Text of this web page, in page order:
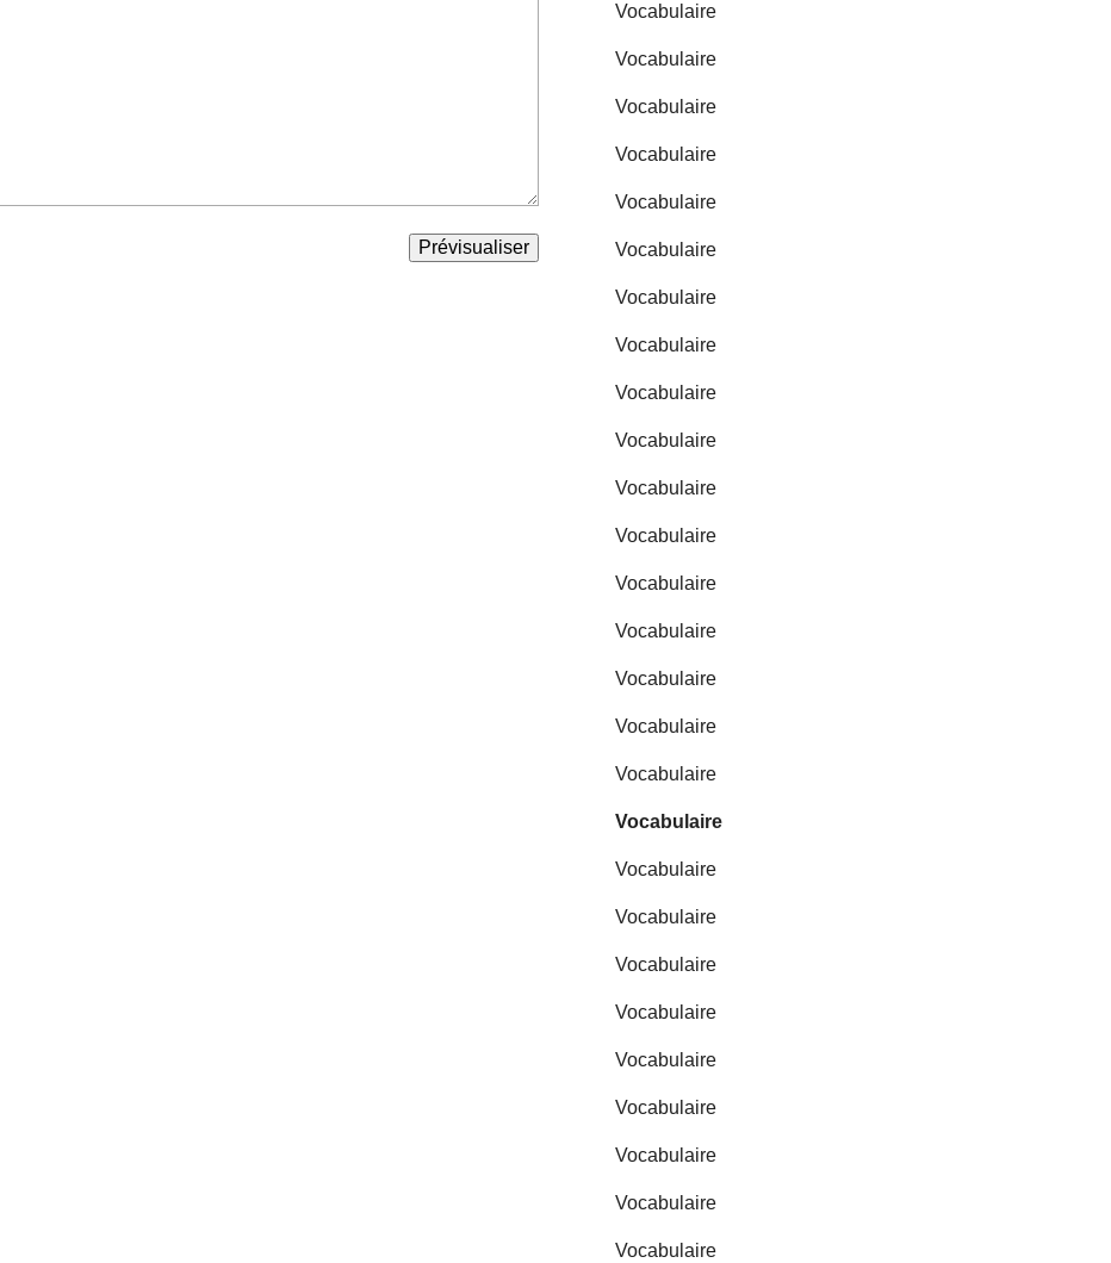
Vocabulaire
Vocabulaire
Vocabulaire
Vocabulaire
Vocabulaire
Vocabulaire
Vocabulaire
Vocabulaire
Vocabulaire
Vocabulaire
Vocabulaire
Vocabulaire
Vocabulaire
Vocabulaire
Vocabulaire
Vocabulaire
Vocabulaire
Vocabulaire
Vocabulaire
Vocabulaire
Vocabulaire
Vocabulaire
Vocabulaire
Vocabulaire
Vocabulaire
Vocabulaire
Vocabulaire